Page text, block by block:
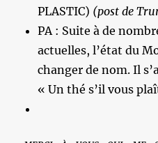
PLASTIC) (post de
PA : Suite à de
actuelles, l’état du
changer de nom. Il
« Un thé s’il vous